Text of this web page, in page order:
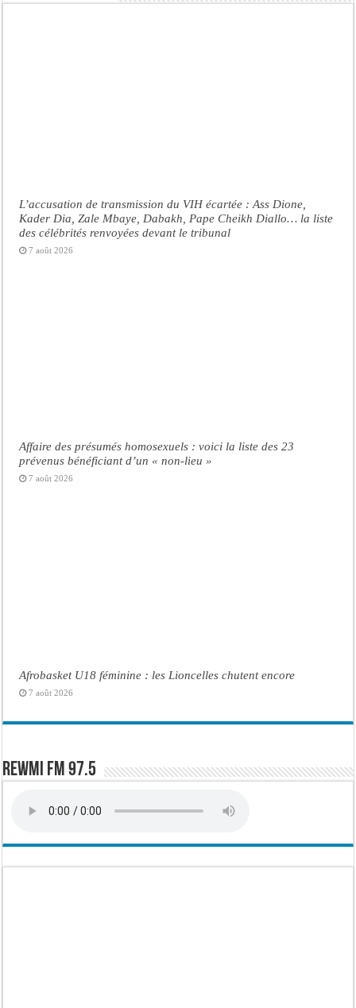
L’accusation de transmission du VIH écartée : Ass Dione,
Kader Dia, Zale Mbaye, Dabakh, Pape Cheikh Diallo… la liste
des célébrités renvoyées devant le tribunal
7 août 2026
Affaire des présumés homosexuels : voici la liste des 23
prévenus bénéficiant d’un « non-lieu »
7 août 2026
Afrobasket U18 féminine : les Lioncelles chutent encore
7 août 2026
Rewmi FM 97.5